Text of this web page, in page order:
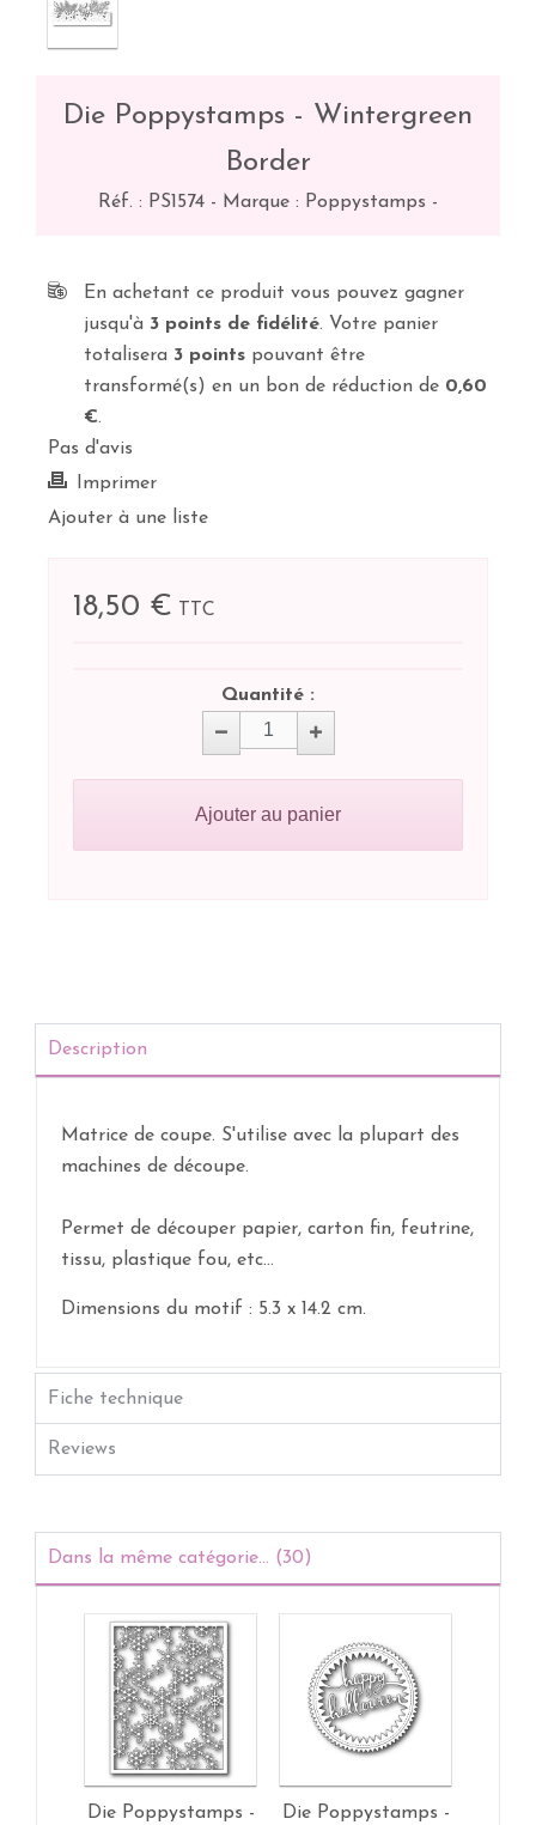
Die Poppystamps - Wintergreen
Border
Réf. : PS1574 - Marque : Poppystamps -
En achetant ce produit vous pouvez gagner
jusqu'à 3 points de fidélité. Votre panier
totalisera 3 points pouvant être
transformé(s) en un bon de réduction de 0,60
€.
Pas d'avis
Imprimer
Ajouter à une liste
18,50 € TTC
Quantité :
Ajouter au panier
Description
Matrice de coupe. S'utilise avec la plupart des
machines de découpe.
Permet de découper papier, carton fin, feutrine,
tissu, plastique fou, etc...
Dimensions du motif : 5.3 x 14.2 cm.
Fiche technique
Reviews
Dans la même catégorie... (30)
Die Poppystamps -
Die Poppystamps -